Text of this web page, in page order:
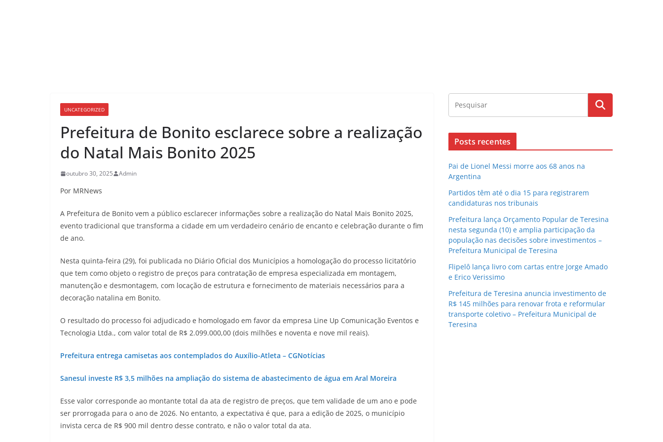
UNCATEGORIZED
Prefeitura de Bonito esclarece sobre a realização
do Natal Mais Bonito 2025
outubro 30, 2025 Admin
Por MRNews
A Prefeitura de Bonito vem a público esclarecer informações sobre a realização do Natal Mais Bonito 2025,
evento tradicional que transforma a cidade em um verdadeiro cenário de encanto e celebração durante o fim
de ano.
Nesta quinta-feira (29), foi publicada no Diário Oficial dos Municípios a homologação do processo licitatório
que tem como objeto o registro de preços para contratação de empresa especializada em montagem,
manutenção e desmontagem, com locação de estrutura e fornecimento de materiais necessários para a
decoração natalina em Bonito.
O resultado do processo foi adjudicado e homologado em favor da empresa Line Up Comunicação Eventos e
Tecnologia Ltda., com valor total de R$ 2.099.000,00 (dois milhões e noventa e nove mil reais).
Prefeitura entrega camisetas aos contemplados do Auxílio-Atleta – CGNotícias
Sanesul investe R$ 3,5 milhões na ampliação do sistema de abastecimento de água em Aral Moreira
Esse valor corresponde ao montante total da ata de registro de preços, que tem validade de um ano e pode
ser prorrogada para o ano de 2026. No entanto, a expectativa é que, para a edição de 2025, o município
invista cerca de R$ 900 mil dentro desse contrato, e não o valor total da ata.
Posts recentes
Pai de Lionel Messi morre aos 68 anos na
Argentina
Partidos têm até o dia 15 para registrarem
candidaturas nos tribunais
Prefeitura lança Orçamento Popular de Teresina
nesta segunda (10) e amplia participação da
população nas decisões sobre investimentos –
Prefeitura Municipal de Teresina
Flipelô lança livro com cartas entre Jorge Amado
e Erico Verissimo
Prefeitura de Teresina anuncia investimento de
R$ 145 milhões para renovar frota e reformular
transporte coletivo – Prefeitura Municipal de
Teresina